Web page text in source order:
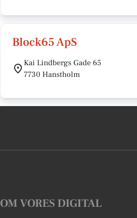
Block65 ApS
Kai Lindbergs Gade 65
7730 Hanstholm
OM VORES DIGITAL